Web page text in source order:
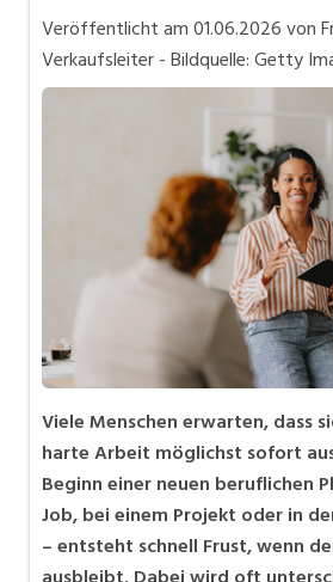
Videos
Veröffentlicht am01.06.2026von
Verkaufsleiter - Bildquelle: Getty
Viele Menschen erwarten, dass
harte Arbeit möglichst sofort
Beginn einer neuen beruflichen
Job, bei einem Projekt oder in
– entsteht schnell Frust, wenn